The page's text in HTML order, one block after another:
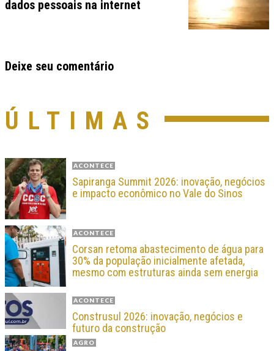
dados pessoais na internet
Deixe seu comentário
ÚLTIMAS
ACONTECE
Sapiranga Summit 2026: inovação, negócios
e impacto econômico no Vale do Sinos
ACONTECE
Corsan retoma abastecimento de água para
30% da população inicialmente afetada,
mesmo com estruturas ainda sem energia
ACONTECE
Construsul 2026: inovação, negócios e
futuro da construção
AGRO